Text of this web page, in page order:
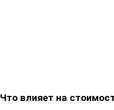
Что влияет на